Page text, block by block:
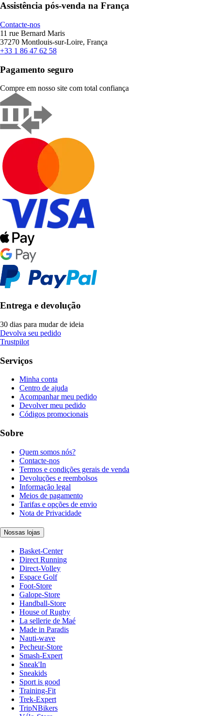
Assistência pós-venda na França
Contacte-nos
11 rue Bernard Maris
37270 Montlouis-sur-Loire, França
+33 1 86 47 62 58
Pagamento seguro
Compre em nosso site com total confiança
Entrega e devolução
30 dias para mudar de ideia
Devolva seu pedido
Trustpilot
Serviços
Minha conta
Centro de ajuda
Acompanhar meu pedido
Devolver meu pedido
Códigos promocionais
Sobre
Quem somos nós?
Contacte-nos
Termos e condições gerais de venda
Devoluções e reembolsos
Informação legal
Meios de pagamento
Tarifas e opções de envio
Nota de Privacidade
Nossas lojas
Basket-Center
Direct Running
Direct-Volley
Espace Golf
Foot-Store
Galope-Store
Handball-Store
House of Rugby
La sellerie de Maé
Made in Paradis
Nauti-wave
Pecheur-Store
Smash-Expert
Sneak'In
Sneakids
Sport is good
Training-Fit
Trek-Expert
TripNBikers